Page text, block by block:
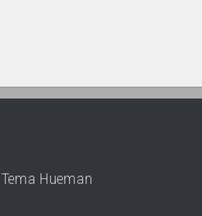
Tema Hueman